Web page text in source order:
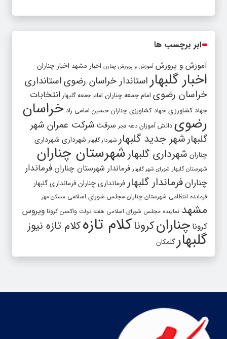
ابر برچسب ها
آموزش و پرورش آموزش و پرورش چنارن اخبار مشهد اخبار چناران
اخبار گلبهار استاندار خراسان رضویاستانداری
خراسان رضوی امام جمعه چناران امام جمعه گلبهار انتخابات
جهاد کشاورزی جهاد کشاورزی چناران حسین امامی راد خراسان
رضوی دانش آموزان دهه فجر سرقت شرکت عمران شهر
گلبهارشهر جدید گلبهار شهردار گلبهار شهرداری شهرداری
چناران شهرداری گلبهارشهرستان چناران
شهرستان گلبهار شورای شهر گلبهار فرماندار شهرستان چناران فرماندار
چنارانفرماندار گلبهار فرمانداری چنارانفرمانداری گلبهار
فرمانده انتظامی شهرستان چناران مجلس شورای اسلامی مسکن مهر
مشهد نماینده مجلس شورای اسلامی هفته دولت واکسن کرونا ویروس
کرونا چنارانکروناکلام تازهکلام تازه نیوز
گلبهارگلمکان